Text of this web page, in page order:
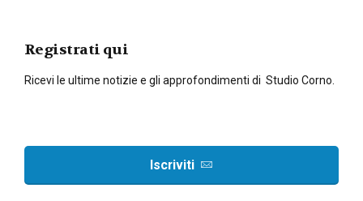
Registrati qui
Ricevi le ultime notizie e gli approfondimenti di Studio Corno.
Iscriviti